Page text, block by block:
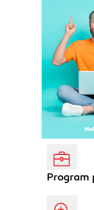
Program